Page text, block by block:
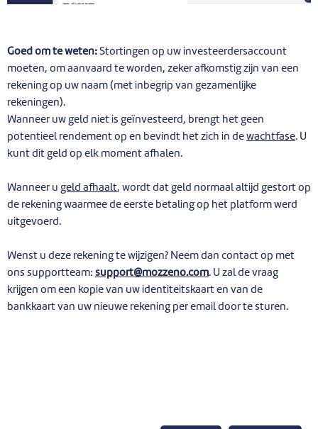
Goed om te weten: Stortingen op uw investeerdersaccount
moeten, om aanvaard te worden, zeker afkomstig zijn van een
rekening op uw naam (met inbegrip van gezamenlijke
rekeningen).
Wanneer uw geld niet is geïnvesteerd, brengt het geen
potentieel rendement op en bevindt het zich in de wachtfase. U
kunt dit geld op elk moment afhalen.
Wanneer u geld afhaalt, wordt dat geld normaal altijd gestort op
de rekening waarmee de eerste betaling op het platform werd
uitgevoerd.
Wenst u deze rekening te wijzigen? Neem dan contact op met
ons supportteam: support@mozzeno.com. U zal de vraag
krijgen om een kopie van uw identiteitskaart en van de
bankkaart van uw nieuwe rekening per email door te sturen.